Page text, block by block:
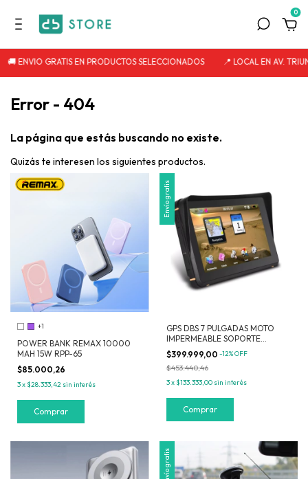
0
🚚 ENVIO GRATIS EN PRODUCTOS SELECCIONADOS 📍 LOCAL EN AV.
Error - 404
La página que estás buscando no existe.
Quizás te interesen los siguientes productos.
+1
POWER BANK REMAX 10000
MAH 15W RPP-65
$85.000,26
3x$28.333,42 sin interés
Comprar
Envío gratis
GPS DBS 7 PULGADAS MOTO
IMPERMEABLE SOPORTE
REFORZADO MAPAS
MERCOSUR
$399.999,00 -12%OFF
$453.440,46
3x$133.333,00 sin interés
Envío gratis